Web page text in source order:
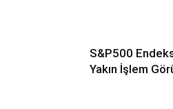
S&P500
Yakın İşlem